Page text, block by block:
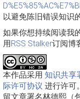
以避免陈旧错误知识
如果你想持续阅读我
用RSS Stalker订阅博
本作品采用 知识共享
际许可协议 进行许可
留文章署名林德熙（